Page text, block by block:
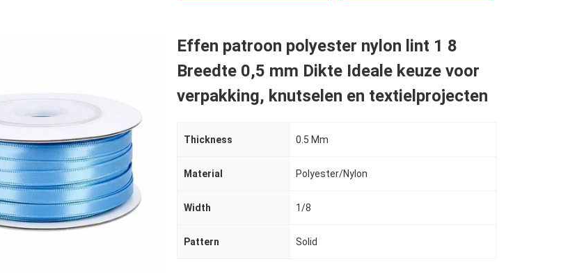
Effen patroon polyester nylon lint 1 8
Breedte 0,5 mm Dikte Ideale keuze voor
verpakking, knutselen en textielprojecten
Thickness 0.5 Mm
Material Polyester/Nylon
Width 1/8
Pattern Solid